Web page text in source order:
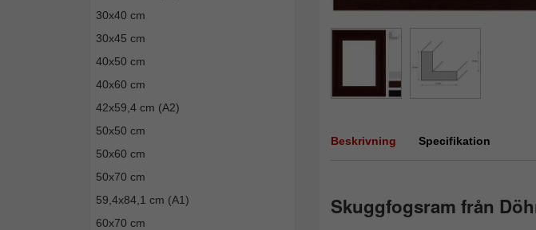
30x40 cm
30x45 cm
40x50 cm
40x60 cm
42x59,4 cm (A2)
50x50 cm
50x60 cm
50x70 cm
59,4x84,1 cm (A1)
60x70 cm
Beskrivning Specifikation
Skuggfogsram från